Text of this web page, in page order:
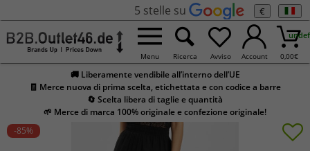
5 stelle su €
Menu Ricerca Avviso Account 0,00€
🚚 Liberamente vendibile all’interno dell’UE
🧾 Merce nuova di prima scelta, etichettata e con codice a barre
🔄 Scelta libera di taglie e quantità
🌱 Merce di marca 100% originale e confezione originale!
-85%